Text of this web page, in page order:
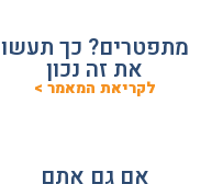
מתפטרים? כך תעשו
את זה נכון
לקריאת המאמר >
אם גם אתם